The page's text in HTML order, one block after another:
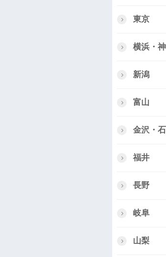
東京
横浜・神
新潟
富山
金沢・石
福井
長野
岐阜
山梨